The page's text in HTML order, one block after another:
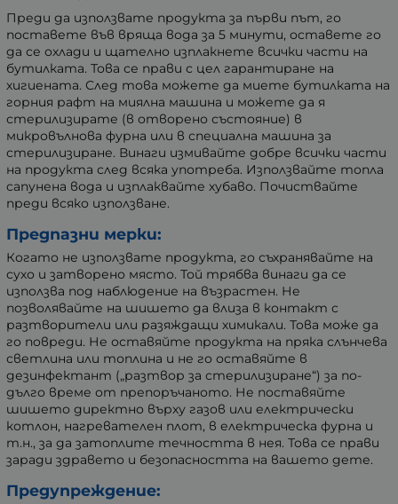
Преди да използвате продукта за първи път, го
поставете във вряща вода за 5 минути, оставете го
да се охлади и щателно изплакнете всички части на
бутилката. Това се прави с цел гарантиране на
хигиената. След това можете да миете бутилката на
горния рафт на миялна машина и можете да я
стерилизирате (в отворено състояние) в
микровълнова фурна или в специална машина за
стерилизиране. Винаги измивайте добре всички части
на продукта след всяка употреба. Използвайте топла
сапунена вода и изплаквайте хубаво. Почиствайте
преди всяко използване.
Предпазни мерки:
Когато не използвате продукта, го съхранявайте на
сухо и затворено място. Той трябва винаги да се
използва под наблюдение на възрастен. Не
позволявайте на шишето да влиза в контакт с
разтворители или разяждащи химикали. Това може да
го повреди. Не оставяйте продукта на пряка слънчева
светлина или топлина и не го оставяйте в
дезинфектант („разтвор за стерилизиране“) за по-
дълго време от препоръчаното. Не поставяйте
шишето директно върху газов или електрически
котлон, нагревателен плот, в електрическа фурна и
т.н., за да затоплите течността в нея. Това се прави
заради здравето и безопасността на вашето дете.
Предупреждение: